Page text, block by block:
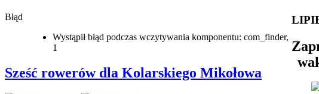
Błąd
Wystąpił błąd podczas wczytywania komponentu: com_finder,
1
Sześć rowerów dla Kolarskiego Mikołowa